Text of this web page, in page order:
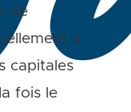
de
à
capitales
fois le